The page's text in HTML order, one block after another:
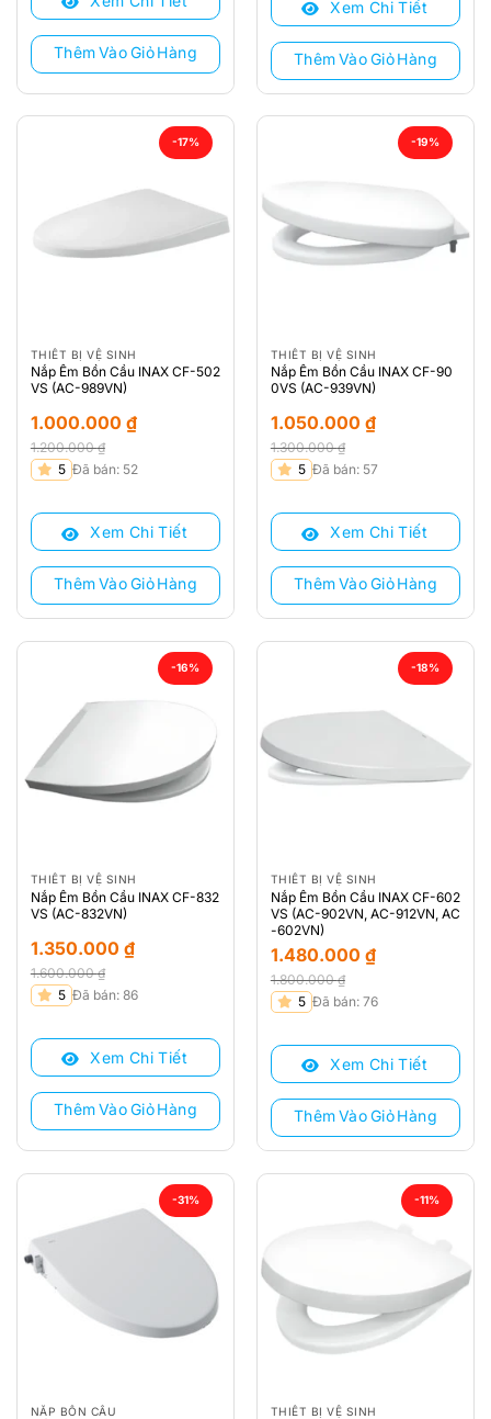
850.000 ₫.
Thêm Vào Giỏ Hàng
1.060.000 ₫.
920.000 ₫.
Xem Chi Tiết
Thêm Vào Giỏ Hàng
-17%
THIẾT BỊ VỆ SINH
Nắp Êm Bồn Cầu INAX CF-502
VS (AC-989VN)
1.200.000₫
Giá
là:
1.200.000 ₫.
1.000.000 ₫
Giá
tại
1.000.000 ₫.
5 Đã bán: 52
Xem Chi Tiết
Thêm Vào Giỏ Hàng
-19%
THIẾT BỊ VỆ SINH
Nắp Êm Bồn Cầu INAX CF-90
0VS (AC-939VN)
1.300.000₫
Giá
là:
1.300.000 ₫.
1.050.000 ₫
Giá
tại
1.050.000 ₫.
5 Đã bán: 57
Xem Chi Tiết
Thêm Vào Giỏ Hàng
-16%
THIẾT BỊ VỆ SINH
Nắp Êm Bồn Cầu INAX CF-832
VS (AC-832VN)
1.600.000₫
Giá
là:
1.600.000 ₫.
1.350.000 ₫
Giá
tại
1.350.000 ₫.
5 Đã bán: 86
Xem Chi Tiết
Thêm Vào Giỏ Hàng
-18%
THIẾT BỊ VỆ SINH
Nắp Êm Bồn Cầu INAX CF-602
VS (AC-902VN, AC-912VN, AC
-602VN)
1.800.000₫
Giá
là:
1.800.000 ₫.
1.480.000 ₫
Giá
tại
1.480.000 ₫.
5 Đã bán: 76
Xem Chi Tiết
Thêm Vào Giỏ Hàng
-31%
NẮP BỒN CẦU
-11%
THIẾT BỊ VỆ SINH